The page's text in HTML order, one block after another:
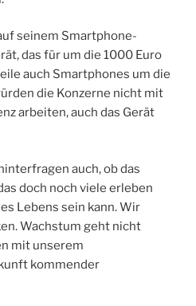
seinem Smartphone-
das für um die 1000 Euro
auch Smartphones um die
die Konzerne nicht mit
arbeiten, auch das Gerät
auch, ob das
doch noch viele erleben
Lebens sein kann. Wir
Wachstum geht nicht
mit unserem
kommender